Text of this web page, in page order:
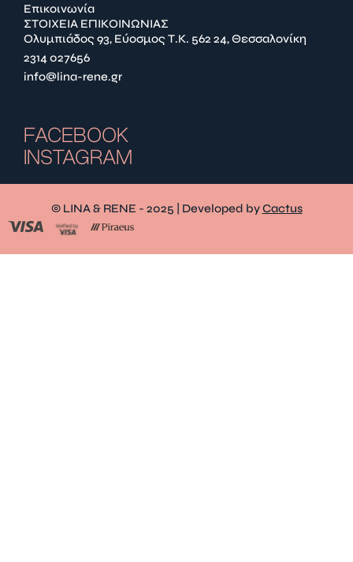
Επικοινωνία
ΣΤΟΙΧΕΙΑ ΕΠΙΚΟΙΝΩΝΙΑΣ
Ολυμπιάδος 93, Εύοσμος Τ.Κ. 562 24, Θεσσαλονίκη
2314 027656
info@lina-rene.gr
FACEBOOK
INSTAGRAM
© LINA & RENE - 2025 | Developed byCactus